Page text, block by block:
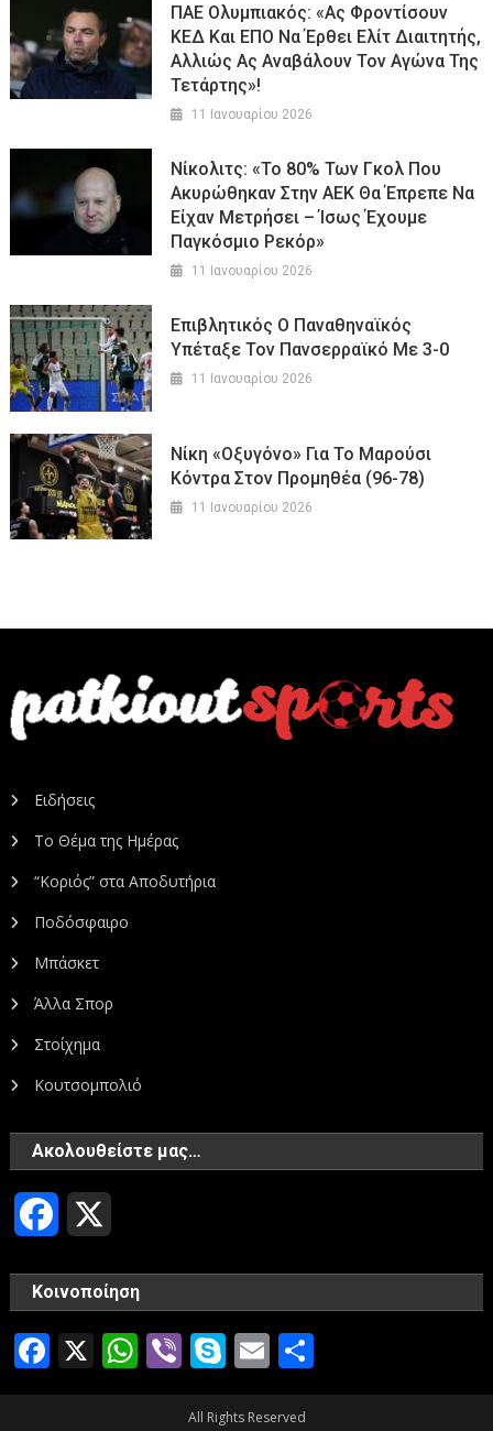
ΠΑΕ Ολυμπιακός: «Ας Φροντίσουν
ΚΕΔ Και ΕΠΟ Να Έρθει Ελίτ Διαιτητής,
Αλλιώς Ας Αναβάλουν Τον Αγώνα Της
Τετάρτης»!
11 Ιανουαρίου 2026
Νίκολιτς: «Το 80% Των Γκολ Που
Ακυρώθηκαν Στην ΑΕΚ Θα Έπρεπε Να
Είχαν Μετρήσει – Ίσως Έχουμε
Παγκόσμιο Ρεκόρ»
11 Ιανουαρίου 2026
Επιβλητικός Ο Παναθηναϊκός
Υπέταξε Τον Πανσερραϊκό Με 3-0
11 Ιανουαρίου 2026
Νίκη «οξυγόνο» Για Το Μαρούσι
Κόντρα Στον Προμηθέα (96-78)
11 Ιανουαρίου 2026
Ειδήσεις
Το Θέμα της Ημέρας
“Κοριός” στα Αποδυτήρια
Ποδόσφαιρο
Μπάσκετ
Άλλα Σπορ
Στοίχημα
Κουτσομπολιό
Ακολουθείστε μας…
Facebook
Κοινοποίηση
Facebook
X WhatsApp
ViberSkype
Email
All Rights Reserved